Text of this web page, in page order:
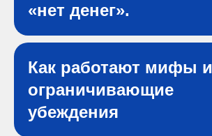
«нет денег».
Как работают мифы и
ограничивающие
убеждения